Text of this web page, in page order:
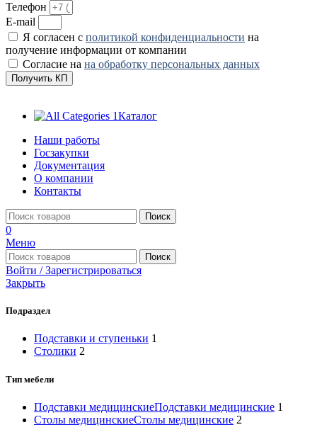
Телефон
E-mail
Я согласен с политикой конфиденциальности на
получение информации от компании
Согласие на на обработку персональных данных
Получить КП
Каталог
Наши работы
Госзакупки
Документация
О компании
Контакты
Поиск
0
Меню
Поиск
Войти / Зарегистрироваться
Закрыть
Подраздел
Подставки и ступеньки 1
Столики 2
Тип мебели
Подставки медицинскиеПодставки медицинские 1
Столы медицинскиеСтолы медицинские 2